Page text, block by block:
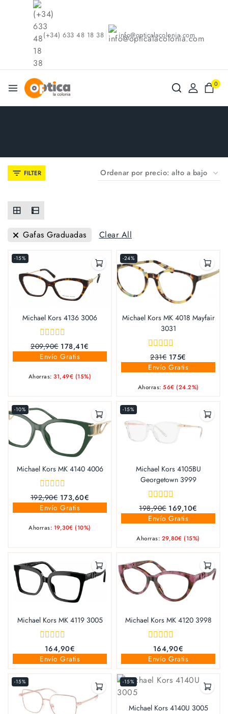
(+34) 633 48 18 38 info@opticalacolonia.com
0
FILTER
Gafas Graduadas Clear All
-15%
Michael Kors 4136 3006
0
out
of
209,90€ 178,41€
Envío Gratis
Ahorras: 31,49€ (15%)
-24%
Michael Kors MK 4018 Mayfair
3031
0
out
of
231€ 175€
Envío Gratis
Ahorras: 56€ (24.2%)
-10%
Michael Kors MK 4140 4006
0
out
of
192,90€ 173,60€
Envío Gratis
Ahorras: 19,30€ (10%)
-15%
Michael Kors 4105BU
Georgetown 3999
0
out
of
198,90€ 169,10€
Envío Gratis
Ahorras: 29,80€ (15%)
Michael Kors MK 4119 3005
out
of
164,90€
Envío Gratis
Michael Kors MK 4120 3998
out
of
164,90€
Envío Gratis
-15% -15%
Michael Kors 4140U 3005